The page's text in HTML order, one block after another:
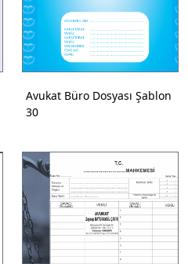
Avukat Büro Dosyası Şablon
30